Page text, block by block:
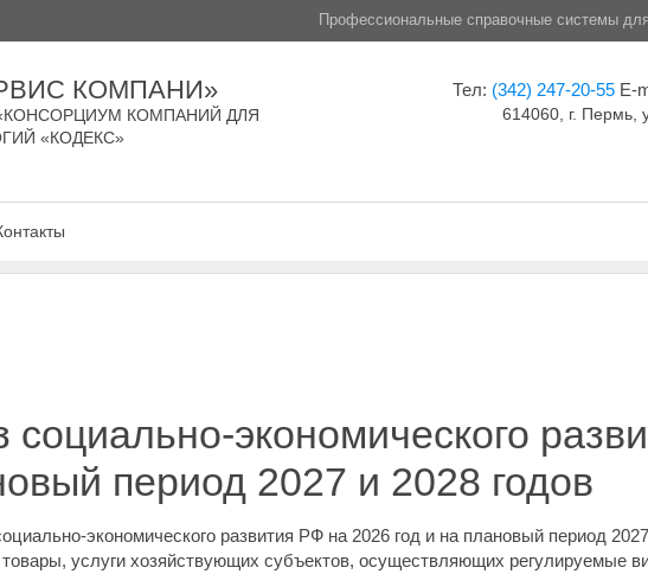
Профессиональные справочные системы
КОМПАНИ»
КОМПАНИЙ ДЛЯ
«КОДЕКС»
Тел: (342) 247-20-55 E-
614060, г. Пермь,
социально-экономического
период 2027 и 2028 годов
экономического развития РФ на 2026 год и на плановый период
услуги хозяйствующих субъектов, осуществляющих регулируемые